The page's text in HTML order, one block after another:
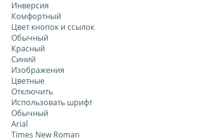
Инверсия
Комфортный
Цвет кнопок и ссылок
Обычный
Красный
Синий
Изображения
Цветные
Отключить
Использовать шрифт
Обычный
Arial
Times New Roman